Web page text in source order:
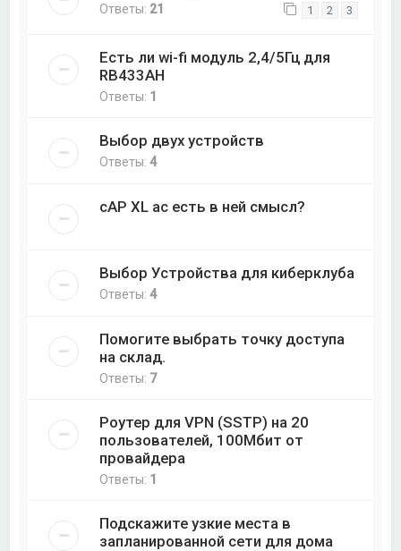
Ответы: 21 1 2 3
Есть ли wi-fi модуль 2,4/5Гц для
RB433AH
Ответы: 1
Выбор двух устройств
Ответы:4
cAP XL ac есть в ней смысл?
Выбор Устройства для киберклуба
Ответы:4
Помогите выбрать точку доступа
на склад.
Ответы: 7
Роутер для VPN (SSTP) на 20
пользователей, 100Мбит от
провайдера
Ответы: 1
Подскажите узкие места в
запланированной сети для дома